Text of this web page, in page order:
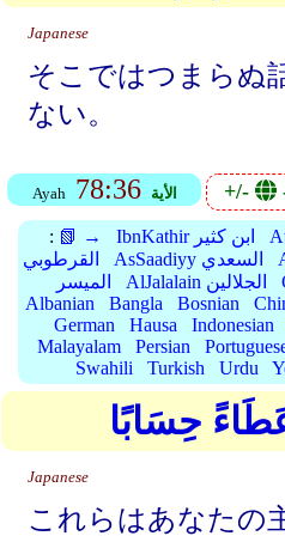
Japanese
そこではつまらぬ
ない。
Ayah 78:36 الأية +/-
: 📗 → IbnKathir ابن كثير
القرطوبي
AsSaadiyy السعدي
الميسر
AlJalalain الجلالين
Albanian
Bangla Bosnian
German
Hausa Indonesian
Malayalam
Persian
Swahili
Turkish Urdu
حِسَابًا
Japanese
これらはあなたの